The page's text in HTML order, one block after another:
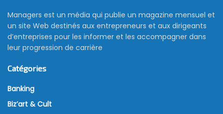
Managers est un média qui publie un magazine mensuel et
un site Web destinés aux entrepreneurs et aux dirigeants
d’entreprises pour les informer et les accompagner dans
leur progression de carrière
Catégories
Banking
Biz’art & Cult